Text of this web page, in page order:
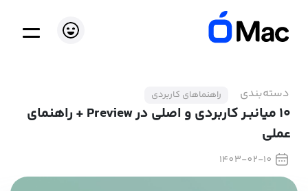
دسته‌بندی راهنماهای کاربردی
۱۰ میانبـر کاربردی و اصلی در Preview + راهنمای
عملی
1403-02-10